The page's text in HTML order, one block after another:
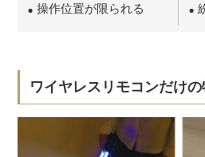
操作位置が限られる
ワイヤレスリモコンだけ